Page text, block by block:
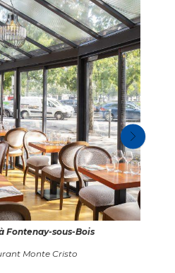
Fontenay-sous-Bois
Monte Cristo